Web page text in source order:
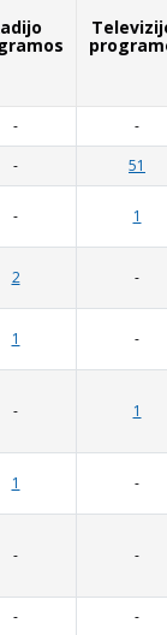
-
-
- 51
- 1
2 -
1 -
- 1
1 -
- -
-
-